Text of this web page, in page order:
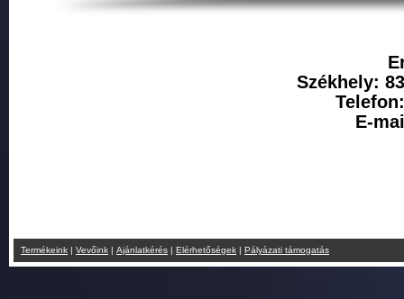
Székhely:
E-
Termékeink | Vevőink | Ajánlatkérés | Elérhetőségek | Pályázati támogatás